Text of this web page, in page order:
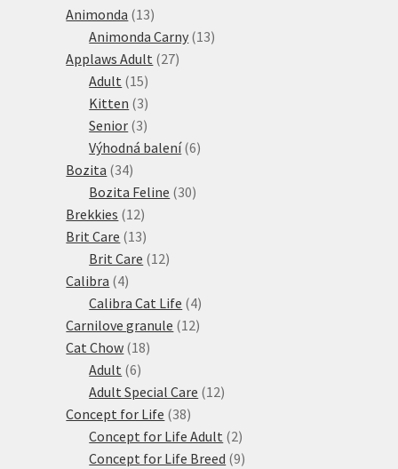
Animonda 1313
produktů
Animonda Carny 1313
Applaws Adult 2727
Adult 1515
produktů
Kitten 33
produkty
Senior 33
produkty
Výhodná balení 66
Bozita 3434
produktů
Bozita Feline 3030
Brekkies 1212
produktů
Brit Care 1313
produktů
Brit Care 1212
Calibra 44
produkty
Calibra Cat Life 44
produkty
Carnilove granule 1212
Cat Chow 1818
Adult 66
produktů
Adult Special Care 1212
Concept for Life 3838
produktů
Concept for Life Adult 22
produkty
Concept for Life Breed 99